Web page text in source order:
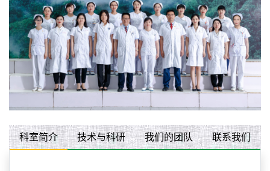
科室简介 技术与科研 我们的团队 联系我们